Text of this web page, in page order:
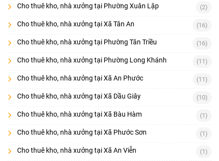
Cho thuê kho, nhà xưởng tại Phường Xuân Lập (2)
Cho thuê kho, nhà xưởng tại Xã Tân An (16)
Cho thuê kho, nhà xưởng tại Phường Tân Triều (16)
Cho thuê kho, nhà xưởng tại Phường Long Khánh (11)
Cho thuê kho, nhà xưởng tại Xã An Phước (11)
Cho thuê kho, nhà xưởng tại Xã Dầu Giây (10)
Cho thuê kho, nhà xưởng tại Xã Bàu Hàm (1)
Cho thuê kho, nhà xưởng tại Xã Phước Sơn (1)
Cho thuê kho, nhà xưởng tại Xã An Viễn (1)